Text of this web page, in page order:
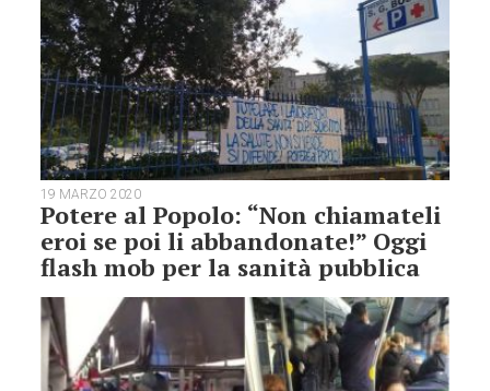
19 MARZO 2020
Potere al Popolo: “Non chiamateli
eroi se poi li abbandonate!” Oggi
flash mob per la sanità pubblica